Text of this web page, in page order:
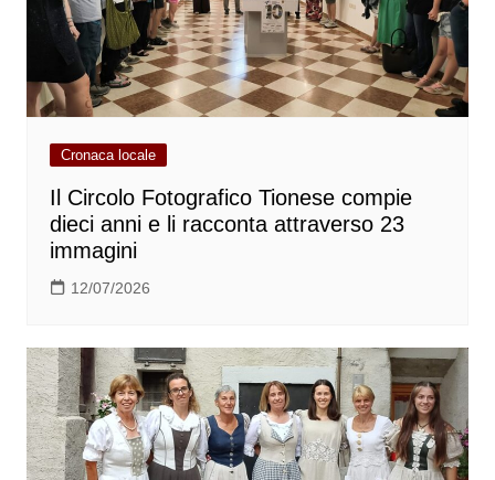
Cronaca locale
Il Circolo Fotografico Tionese compie
dieci anni e li racconta attraverso 23
immagini
12/07/2026